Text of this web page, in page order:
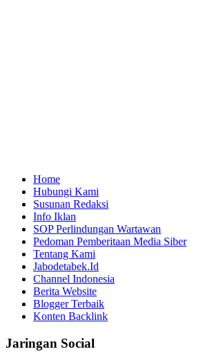
Home
Hubungi Kami
Susunan Redaksi
Info Iklan
SOP Perlindungan Wartawan
Pedoman Pemberitaan Media Siber
Tentang Kami
Jabodetabek.Id
Channel Indonesia
Berita Website
Blogger Terbaik
Konten Backlink
Jaringan Social